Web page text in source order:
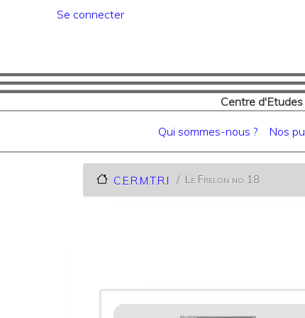
Menu du compte de
Se connecter
Centre
Navigation principale
Qui sommes-nous ? Nos
C.E.R.M.T.R.I Le Frelon no 18